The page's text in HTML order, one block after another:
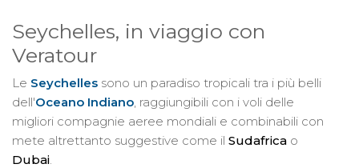
Seychelles, in viaggio con
Veratour
Le Seychelles sono un paradiso tropicali tra i più belli
dell'Oceano Indiano , raggiungibili con i voli delle
migliori compagnie aeree mondiali e combinabili con
mete altrettanto suggestive come il Sudafrica o
Dubai